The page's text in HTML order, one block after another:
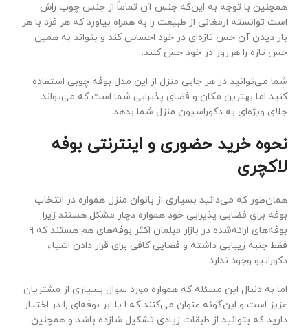
همچنین با توجه به این‌که جنس آن تماماً از جنس چوب راش
است توانسته ارمغانی از طبیعت را به همراه بیاورد که هر فرد با هر
بار دیدن آن حس تازه‌ای در خود احساس کند و بتواند به همین
حس تازه را هرروز در خود حس کنند.
شما می‌توانید در هر جایی منزل از این مدل بوفه چوبی استفاده
کنید اما بهترین مکان و فضای پذیرایی شما است که می‌تواند
جلای ویژه‌ای به دکوراسیون منزل شما بدهد.
نحوه خرید حضوری و اینترنتی بوفه
لاکچری
همان‌طور که می‌دانید بسیاری از بانوان منزل همواره در انتخاب
بوفه برای فضایی پذیرایی خود همواره دچار مشکل هستند زیرا
بوفه‌های ارائه‌شده در بازار مبلمان اکثر بوفه‌های هم هستند که ۹
فقط جنبه زیبایی داشته و فضایی کافی برای قرار دادن اشیاء
دکوراتیو وجود ندارد.
اما به دنبال این مسئله که همواره مورد سوال بسیاری از مشتریان
عزیز است و این‌گونه عنوان می‌کنند که ا یا ابر بوفه‌ای را در اختیار
دارید که بتوانید از طبقات زیادی تشکیل شازده باشد و همچنین